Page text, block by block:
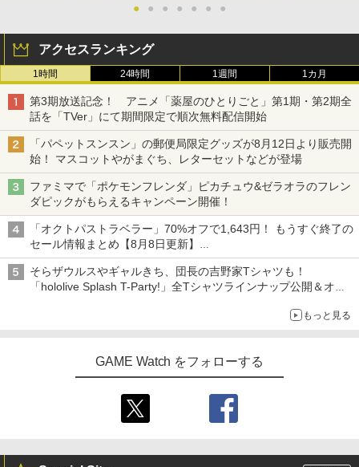
● ● ● ● ● ● ●
アクセスランキング
1時間 24時間 1週間 1カ月
第3期放送記念！ アニメ「薬屋のひとりごと」第1期・第2期全
話を「TVer」にて期間限定で順次無料配信開始
「パペットスンスン」の郵便局限定グッズが8月12日より販売開
始！ マスコットやがまぐち、レターセットなどが登場
ファミマで「ポケモンフレンダ」ピカチュウ&ゼラオラのフレン
ダピックがもらえるキャンペーン開催！
「オクトパストラベラー」70%オフで1,643円！ もうすぐ終了の
セール情報まとめ【8月8日更新】
ニンテンドーeショップでは「大神 絶景版」が67%オフで990円
そらザウルスやギャルきち、団長の吉野家Tシャツも！
「hololive Splash T-Party!」全Tシャツラインナップ公開＆オン
もっと見る
GAME Watch をフォローする